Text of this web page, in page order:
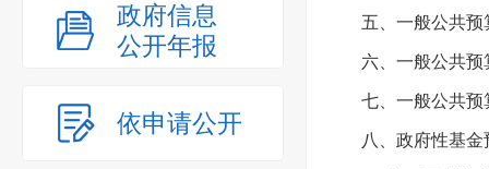
政府信息
公开年报
依申请公开
五、一般公共预
六、一般公共预
七、一般公共预
八、政府性基金